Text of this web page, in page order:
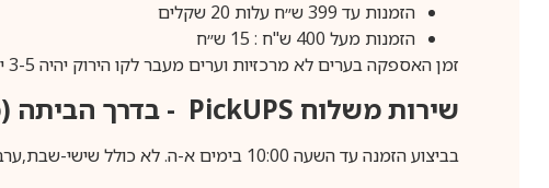
הזמנות עד 399 ש״ח עלות 20 שקלים
הזמנות מעל 400 ש"ח : 15 ש״ח
זמן האספקה בערים לא מרכזיות וערים מעבר לקו הירוק יהיה 3-5 ימי עסקים.
שירות משלוח PickUPS - בדרך הביתה (כ-5 ימי
בביצוע הזמנה עד השעה 10:00 בימים א-ה. לא כולל שישי-שבת,ערבי חג וחול המועד.